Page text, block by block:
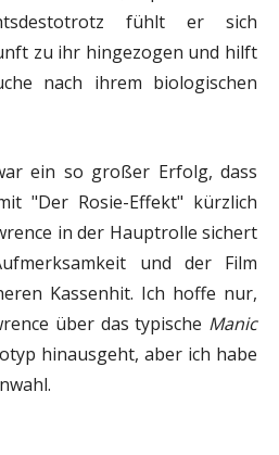
fühlt er sich
zu ihr hingezogen und hilft
nach ihrem biologischen
ein so großer Erfolg, dass
"Der Rosie-Effekt" kürzlich
in der Hauptrolle sichert
und der Film
Kassenhit. Ich hoffe nur,
über das typische Manic
hinausgeht, aber ich habe